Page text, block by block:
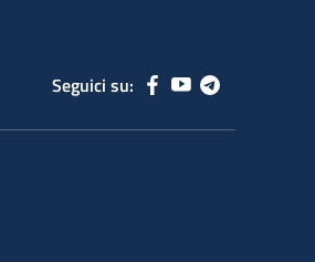
Seguici su: